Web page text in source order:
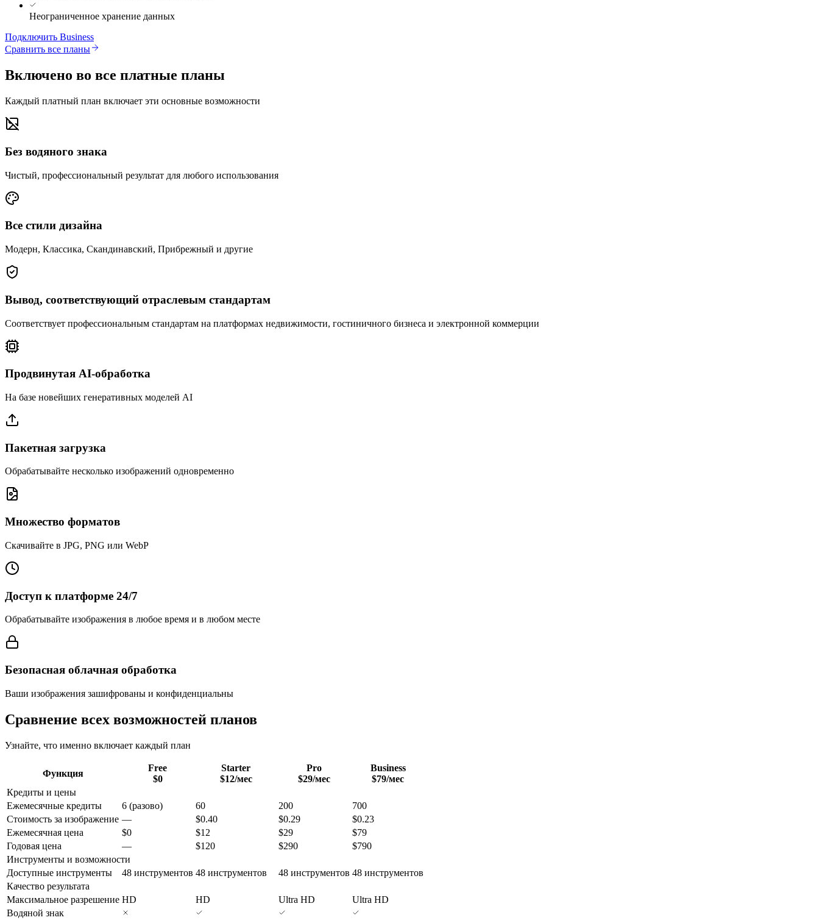
Неограниченное хранение данных
Подключить Business
Сравнить все планы
Включено во все платные планы
Каждый платный план включает эти основные возможности
Без водяного знака
Чистый, профессиональный результат для любого использования
Все стили дизайна
Модерн, Классика, Скандинавский, Прибрежный и другие
Вывод, соответствующий отраслевым стандартам
Соответствует профессиональным стандартам на платформах недвижимости, гостиничного бизнеса и электронной коммерции
Продвинутая AI-обработка
На базе новейших генеративных моделей AI
Пакетная загрузка
Обрабатывайте несколько изображений одновременно
Множество форматов
Скачивайте в JPG, PNG или WebP
Доступ к платформе 24/7
Обрабатывайте изображения в любое время и в любом месте
Безопасная облачная обработка
Ваши изображения зашифрованы и конфиденциальны
Сравнение всех возможностей планов
Узнайте, что именно включает каждый план
Функция
Free
$0
Starter
$12/мес
Pro
$29/мес
Business
$79/мес
Кредиты и цены
Ежемесячные кредиты
6 (разово) 60 200
700
Стоимость за изображение — $0.40 $0.29
$0.23
Ежемесячная цена
$0 $12 $29
$79
Годовая цена
— $120 $290
$790
Инструменты и возможности
Доступные инструменты
48 инструментов 48 инструментов 48 инструментов 48 инструментов
Качество результата
Максимальное разрешение HD HD Ultra HD
Ultra HD
Водяной знак